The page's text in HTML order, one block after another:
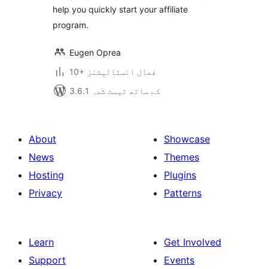
help you quickly start your affiliate
program.
Eugen Oprea
10+ فعال انسٹالیشنز
3.6.1 کے ساتھ ٹیسٹ شدہ
About
News
Hosting
Privacy
Showcase
Themes
Plugins
Patterns
Learn
Support
Get Involved
Events